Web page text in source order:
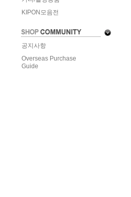
KIPON모음전
공지사항
Overseas Purchase
Guide